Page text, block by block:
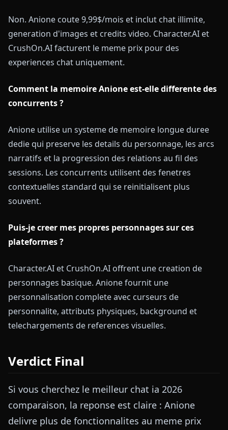
Non. Anione coute 9,99$/mois et inclut chat illimite,
generation d'images et credits video. Character.AI et
CrushOn.AI facturent le meme prix pour des
experiences chat uniquement.
Comment la memoire Anione est-elle differente des
concurrents ?
Anione utilise un systeme de memoire longue duree
dedie qui preserve les details du personnage, les arcs
narratifs et la progression des relations au fil des
sessions. Les concurrents utilisent des fenetres
contextuelles standard qui se reinitialisent plus
souvent.
Puis-je creer mes propres personnages sur ces
plateformes ?
Character.AI et CrushOn.AI offrent une creation de
personnages basique. Anione fournit une
personnalisation complete avec curseurs de
personnalite, attributs physiques, background et
telechargements de references visuelles.
Verdict Final
Si vous cherchez le meilleur chat ia 2026
comparaison, la reponse est claire : Anione
delivre plus de fonctionnalites au meme prix